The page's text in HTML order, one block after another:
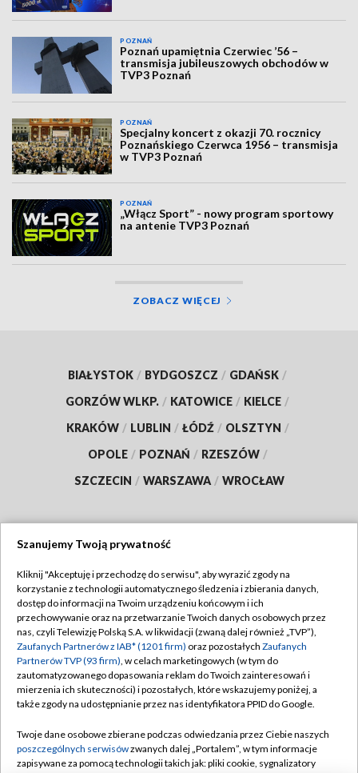
POZNAŃ
Poznań upamiętnia Czerwiec ’56 –
transmisja jubileuszowych obchodów w
TVP3 Poznań
POZNAŃ
Specjalny koncert z okazji 70. rocznicy
Poznańskiego Czerwca 1956 – transmisja
w TVP3 Poznań
POZNAŃ
„Włącz Sport” - nowy program sportowy
na antenie TVP3 Poznań
ZOBACZ WIĘCEJ
BIAŁYSTOK / BYDGOSZCZ / GDAŃSK /
GORZÓW WLKP. / KATOWICE / KIELCE /
KRAKÓW / LUBLIN / ŁÓDŹ / OLSZTYN /
OPOLE / POZNAŃ / RZESZÓW /
SZCZECIN / WARSZAWA / WROCŁAW
TVP
Abonament TVP
Emisja w TVP
Centrum informacji TVP
Naziemna Telewizja Cyfrowa
Rada Programowa
Regulamin TVP
Polityka prywatności
Moje zgody
Pomoc
Kontakt
Szanujemy Twoją prywatność
Kliknij "Akceptuję i przechodzę do serwisu", aby wyrazić zgody na
korzystanie z technologii automatycznego śledzenia i zbierania danych,
dostęp do informacji na Twoim urządzeniu końcowym i ich
przechowywanie oraz na przetwarzanie Twoich danych osobowych przez
nas, czyli Telewizję Polską S.A. w likwidacji (zwaną dalej również „TVP”),
Zaufanych Partnerów z IAB* (1201 firm) oraz pozostałych Zaufanych
Partnerów TVP (93 firm), w celach marketingowych (w tym do
zautomatyzowanego dopasowania reklam do Twoich zainteresowań i
mierzenia ich skuteczności) i pozostałych, które wskazujemy poniżej, a
także zgody na udostępnianie przez nas identyfikatora PPID do Google.
Twoje dane osobowe zbierane podczas odwiedzania przez Ciebie naszych
poszczególnych serwisówzwanych dalej „Portalem”, w tym informacje
zapisywane za pomocą technologii takich jak: pliki cookie, sygnalizatory